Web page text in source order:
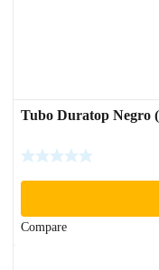
Tubo Duratop Negro
Compare